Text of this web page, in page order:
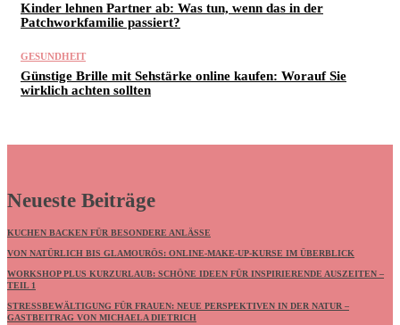
Kinder lehnen Partner ab: Was tun, wenn das in der
Patchworkfamilie passiert?
GESUNDHEIT
Günstige Brille mit Sehstärke online kaufen: Worauf Sie
wirklich achten sollten
Neueste Beiträge
KUCHEN BACKEN FÜR BESONDERE ANLÄSSE
VON NATÜRLICH BIS GLAMOURÖS: ONLINE-MAKE-UP-KURSE IM ÜBERBLICK
WORKSHOP PLUS KURZURLAUB: SCHÖNE IDEEN FÜR INSPIRIERENDE AUSZEITEN –
TEIL 1
STRESSBEWÄLTIGUNG FÜR FRAUEN: NEUE PERSPEKTIVEN IN DER NATUR –
GASTBEITRAG VON MICHAELA DIETRICH